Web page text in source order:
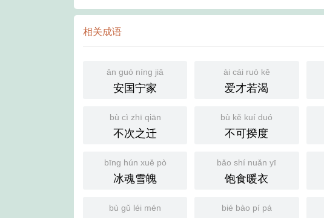
相关成语
ān guó níng jiā
安国宁家
ài cái ruò kě
爱才若渴
bù cì zhī qiān
不次之迁
bù kě kuí duó
不可揆度
bīng hún xuě pò
冰魂雪魄
bǎo shí nuǎn yī
饱食暖衣
bù gǔ léi mén bié bào pí pá